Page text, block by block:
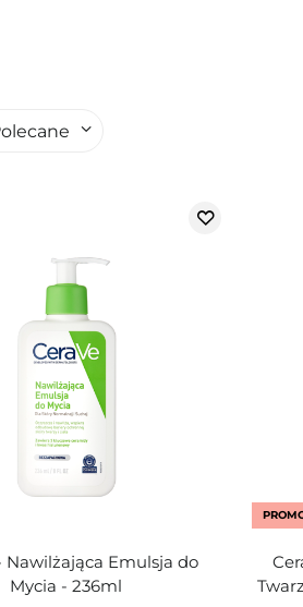
Nawilżająca Emulsja do
Mycia - 236ml